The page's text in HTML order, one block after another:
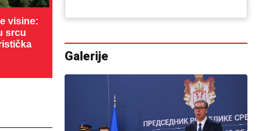
visine:
srcu
Galerije